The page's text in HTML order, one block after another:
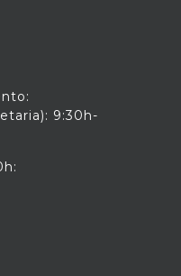
9:30h-